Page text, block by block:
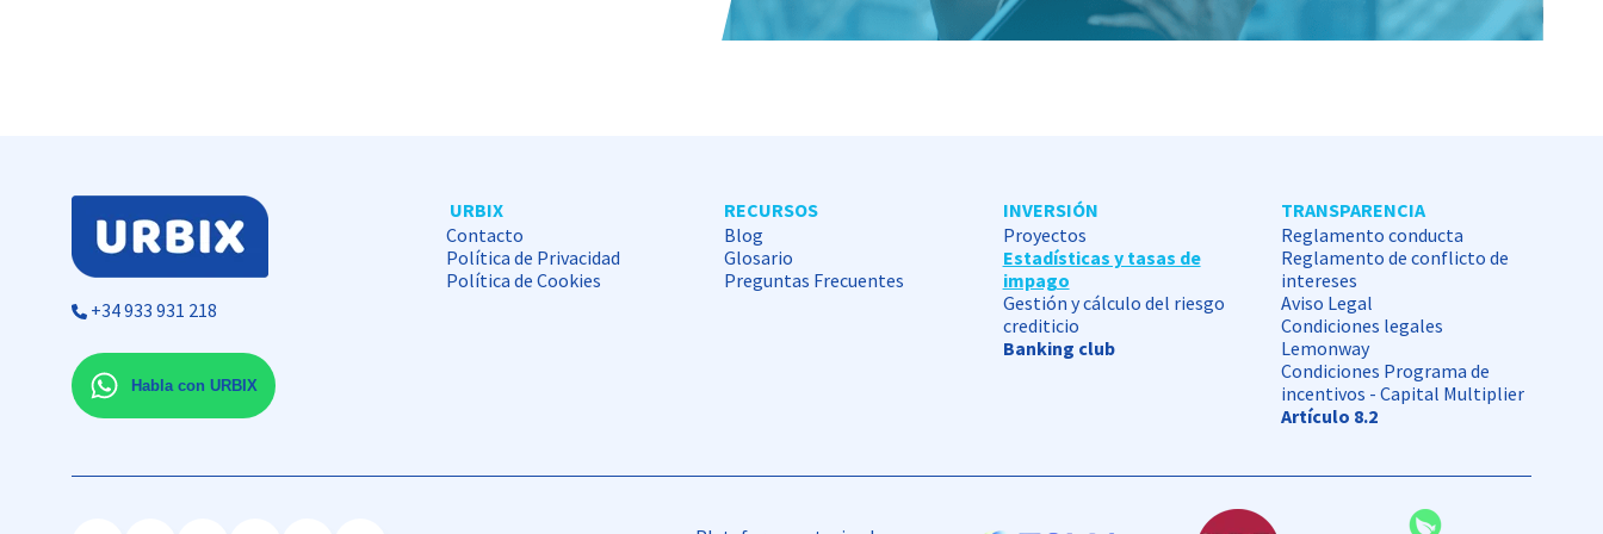
+34 933 931 218
Habla con URBIX
URBIX RECURSOS INVERSIÓN
TRANSPARENCIA
Contacto
Política de Privacidad
Política de Cookies
Blog
Glosario
Preguntas Frecuentes
Proyectos
Estadísticas y tasas de
impago
Gestión y cálculo del riesgo
crediticio
Banking club
Reglamento conducta
Reglamento de conflicto de
intereses
Aviso Legal
Condiciones legales
Lemonway
Condiciones Programa de
incentivos - Capital Multiplier
Artículo 8.2